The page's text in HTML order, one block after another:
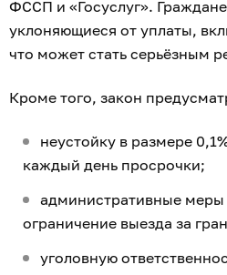
ФССП и «Госуслуг».
уклоняющиеся от уплаты,
что может стать серьёзным
Кроме того, закон
неустойку в размере
каждый день просрочки;
административные
ограничение выезда за
уголовную